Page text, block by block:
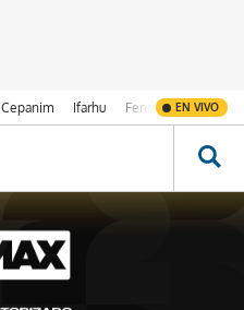
Cepanim Ifarhu Fenómeno de El
EN VIVO